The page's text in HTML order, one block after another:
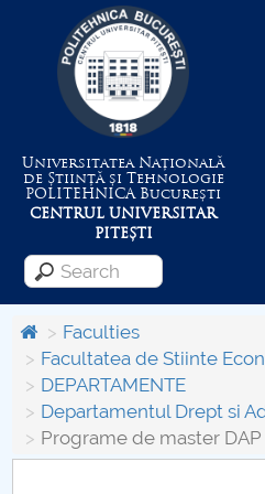
Universitatea Națională
de Știință și Tehnologie
POLITEHNICABucurești
CENTRUL UNIVERSITAR
PITEȘTI
Menu
About the University
Centrul de Management al
Faculties
Facultatea de Stiinte
DEPARTAMENTE
Departamentul Drept si
Programe de master DAP